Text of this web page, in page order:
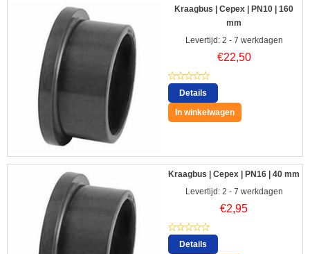
Kraagbus | Cepex | PN10 | 160
mm
Levertijd: 2 - 7 werkdagen
€22,50
Details
In winkelwagen
Kraagbus | Cepex | PN16 | 40 mm
Levertijd: 2 - 7 werkdagen
€2,95
Details